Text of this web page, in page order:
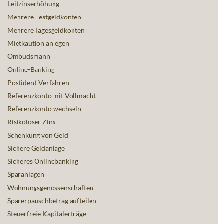
Leitzinserhöhung
Mehrere Festgeldkonten
Mehrere Tagesgeldkonten
Mietkaution anlegen
Ombudsmann
Online-Banking
Postident-Verfahren
Referenzkonto mit Vollmacht
Referenzkonto wechseln
Risikoloser Zins
Schenkung von Geld
Sichere Geldanlage
Sicheres Onlinebanking
Sparanlagen
Wohnungsgenossenschaften
Sparerpauschbetrag aufteilen
Steuerfreie Kapitalerträge